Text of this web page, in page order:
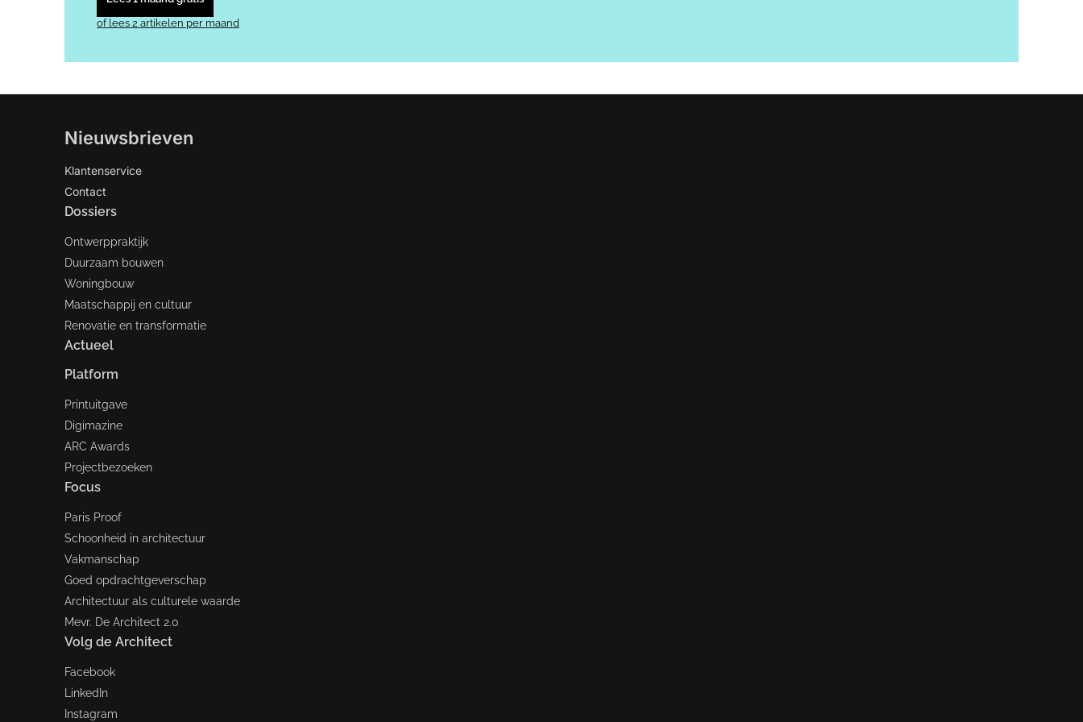
of lees 2 artikelen per maand
Nieuwsbrieven
Klantenservice
Contact
Dossiers
Ontwerppraktijk
Duurzaam bouwen
Woningbouw
Maatschappij en cultuur
Renovatie en transformatie
Actueel
Platform
Printuitgave
Digimazine
ARC Awards
Projectbezoeken
Focus
Paris Proof
Schoonheid in architectuur
Vakmanschap
Goed opdrachtgeverschap
Architectuur als culturele waarde
Mevr. De Architect 2.0
Volg de Architect
Facebook
LinkedIn
Instagram